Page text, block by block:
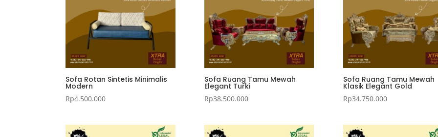
Sofa Rotan Sintetis Minimalis
Modern
Rp4.500.000
Sofa Ruang Tamu Mewah
Elegant Turki
Rp38.500.000
Sofa Ruang Tamu Mewah
Klasik Elegant Gold
Rp34.750.000